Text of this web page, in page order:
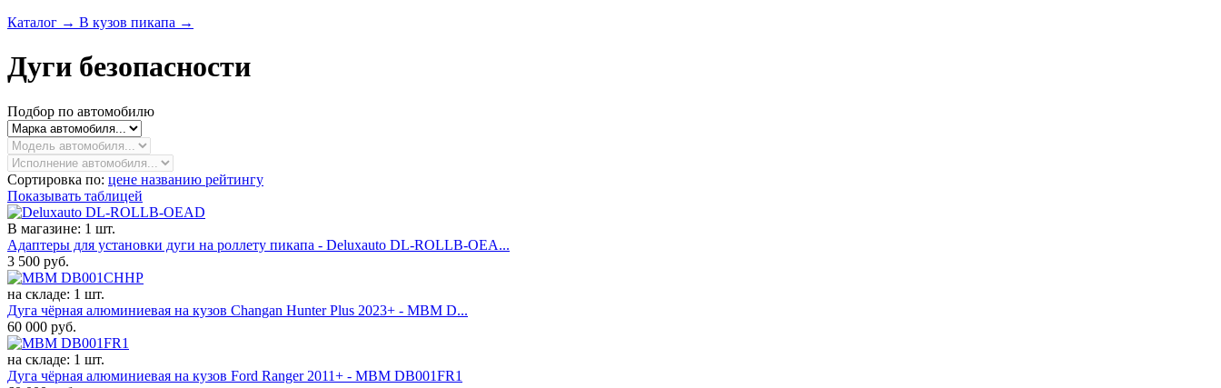
Каталог → В кузов пикапа →
Дуги безопасности
Подбор по автомобилю
Сортировка по: цене названию рейтингу
Показывать таблицей
В магазине: 1 шт.
Адаптеры для установки дуги на роллету пикапа - Deluxauto DL-ROLLB-OEA...
3 500 руб.
на складе: 1 шт.
Дуга чёрная алюминиевая на кузов Changan Hunter Plus 2023+ - MBM D...
60 000 руб.
на складе: 1 шт.
Дуга чёрная алюминиевая на кузов Ford Ranger 2011+ - MBM DB001FR1